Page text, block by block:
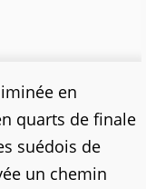
en
quarts de finale
suédois de
un chemin